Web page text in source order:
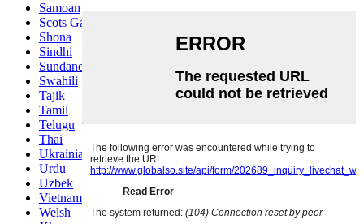
Samoan
Scots Gaelic
Shona
Sindhi
Sundanese
Swahili
Tajik
Tamil
Telugu
Thai
Ukrainian
Urdu
Uzbek
Vietnamese
Welsh